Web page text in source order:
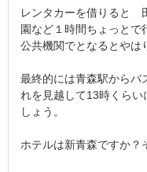
レンタカーを借りると
園など１時間ちょっとで
公共機関でとなるとやは
最終的には青森駅から
れを見越して13時くら
しょう。
ホテルは新青森ですか？